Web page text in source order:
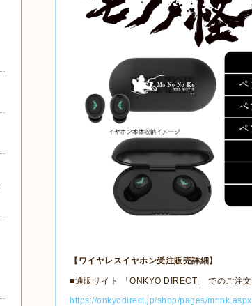
【ワイヤレスイヤホン受注販売詳細】
■通販サイト 「ONKYO DIRECT 」 でのご注文
https://onkyodirect.jp/shop/pages/mnnk.aspx